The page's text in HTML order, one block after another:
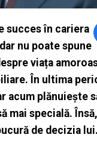
succes în cariera
nu poate spune
viața
În ultima
acum plănuiește
mai specială.
de decizia lui.